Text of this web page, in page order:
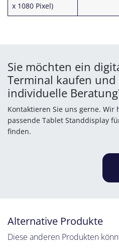
x 1080 Pixel)
Sie möchten ein
Terminal kaufen
individuelle
Kontaktieren Sie uns gerne. Wir
passende Tablet Standdisplay
finden.
Alternative Produkte
Diese anderen Produkten